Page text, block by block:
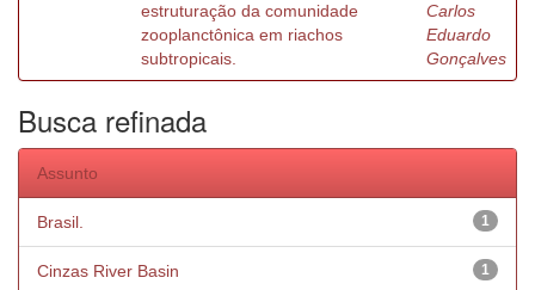
estruturação da comunidade
zooplanctônica em riachos
subtropicais.
Carlos
Eduardo
Gonçalves
Busca refinada
Assunto
1
Brasil.
1
Cinzas River Basin